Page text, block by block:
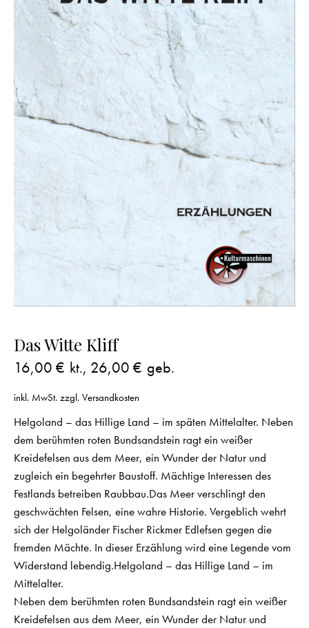
Das Witte Kliff
16,00 € kt., 26,00 € geb.
inkl. MwSt. zzgl. Versandkosten
Helgoland – das Hillige Land – im späten Mittelalter. Neben
dem berühmten roten Bundsandstein ragt ein weißer
Kreidefelsen aus dem Meer, ein Wunder der Natur und
zugleich ein begehrter Baustoff. Mächtige Interessen des
Festlands betreiben Raubbau.Das Meer verschlingt den
geschwächten Felsen, eine wahre Historie. Vergeblich wehrt
sich der Helgoländer Fischer Rickmer Edlefsen gegen die
fremden Mächte. In dieser Erzählung wird eine Legende vom
Widerstand lebendig.Helgoland – das Hillige Land – im
Mittelalter.
Neben dem berühmten roten Bundsandstein ragt ein weißer
Kreidefelsen aus dem Meer, ein Wunder der Natur und